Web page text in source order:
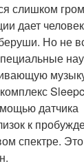
слишком
дает
Но не
датчика
к
спектре. Это